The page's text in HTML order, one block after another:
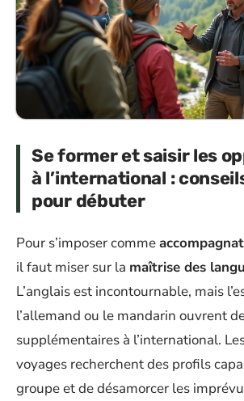
Se former et saisir les
à l’international :
pour débuter
Pour s’imposer comme
il faut miser sur la maîtrise des
L’anglais est incontournable, mais
l’allemand ou le mandarin ouvrent
supplémentaires à l’international.
voyages recherchent des profils
groupe et de désamorcer les